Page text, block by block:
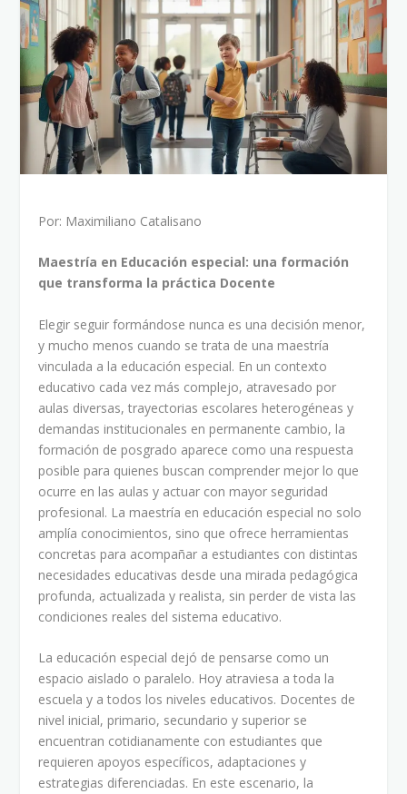
Por: Maximiliano Catalisano
Maestría en Educación especial: una formación
que transforma la práctica Docente
Elegir seguir formándose nunca es una decisión menor,
y mucho menos cuando se trata de una maestría
vinculada a la educación especial. En un contexto
educativo cada vez más complejo, atravesado por
aulas diversas, trayectorias escolares heterogéneas y
demandas institucionales en permanente cambio, la
formación de posgrado aparece como una respuesta
posible para quienes buscan comprender mejor lo que
ocurre en las aulas y actuar con mayor seguridad
profesional. La maestría en educación especial no solo
amplía conocimientos, sino que ofrece herramientas
concretas para acompañar a estudiantes con distintas
necesidades educativas desde una mirada pedagógica
profunda, actualizada y realista, sin perder de vista las
condiciones reales del sistema educativo.
La educación especial dejó de pensarse como un
espacio aislado o paralelo. Hoy atraviesa a toda la
escuela y a todos los niveles educativos. Docentes de
nivel inicial, primario, secundario y superior se
encuentran cotidianamente con estudiantes que
requieren apoyos específicos, adaptaciones y
estrategias diferenciadas. En este escenario, la